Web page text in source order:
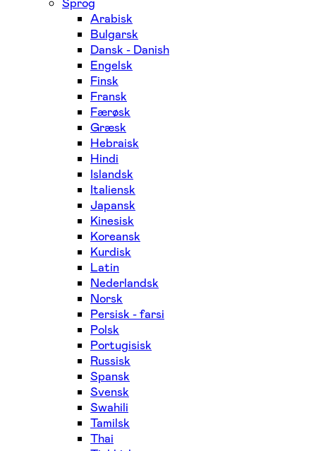
Arabisk
Bulgarsk
Dansk - Danish
Engelsk
Finsk
Fransk
Færøsk
Græsk
Hebraisk
Hindi
Islandsk
Italiensk
Japansk
Kinesisk
Koreansk
Kurdisk
Latin
Nederlandsk
Norsk
Persisk - farsi
Polsk
Portugisisk
Russisk
Spansk
Svensk
Swahili
Tamilsk
Thai